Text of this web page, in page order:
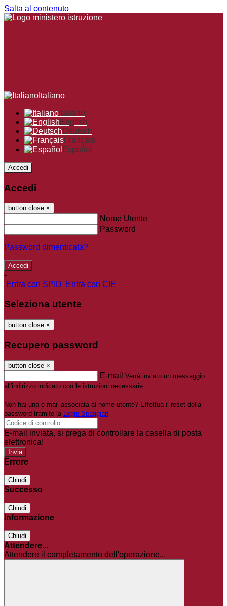
Salta al contenuto
Italiano
Italiano
English
Deutsch
Français
Español
Accedi
Accedi
button close ×
Nome Utente
Password
Password dimenticata?
-
Entra con SPID
Entra con CIE
Seleziona utente
button close ×
Recupero password
button close ×
E-mail Verrà inviato un messaggio
all'indirizzo indicato con le istruzioni necessarie.
Non hai una e-mail associata al nome utente? Effettua il reset della
password tramite la Login Spaggiari
E-mail inviata, si prega di controllare la casella di posta
elettronica!
Errore
Chiudi
Successo
Chiudi
Informazione
Chiudi
Attendere...
Attendere il completamento dell'operazione...